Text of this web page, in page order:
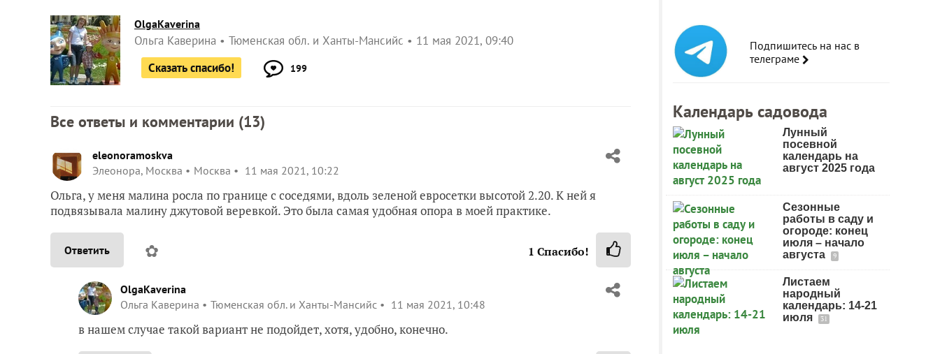
OlgaKaverina
Ольга Каверина Тюменская обл. и Ханты-Мансийс
11 мая 2021, 09:40
Сказать спасибо!
199
Все ответы и комментарии (13)
eleonoramoskva
Элеонора, Москва
Москва 11 мая 2021, 10:22
Ольга, у меня малина росла по границе с соседями, вдоль зеленой евросетки высотой 2.20. К ней я
подвязывала малину джутовой веревкой. Это была самая удобная опора в моей практике.
Ответить ✿ 1 Спасибо!
OlgaKaverina
Ольга Каверина
Тюменская обл. и Ханты-Мансийс 11 мая 2021, 10:48
в нашем случае такой вариант не подойдет, хотя, удобно, конечно.
Подпишитесь на нас в
телеграме
Календарь садовода
Лунный
посевной
календарь на
август 2025 года
Сезонные
работы в саду и
огороде: конец
июля – начало
августа
9
Листаем
народный
календарь: 14-21
июля
31